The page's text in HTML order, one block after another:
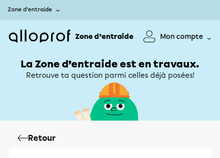
Zone d’entraide
Zone d’entraide Mon compte
La Zone d’entraide est en travaux.
Retrouve ta question parmi celles déjà posées!
Retour